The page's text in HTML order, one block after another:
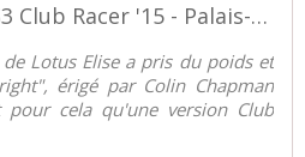
AE62 * Lotus Elise S3 Club Racer '15 - Palais-de-la-Voiture.com
Lotus Elise a pris du poids et
érigé par Colin Chapman
pour cela qu'une version Club